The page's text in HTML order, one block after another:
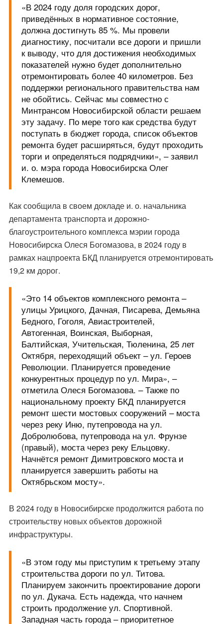
«В 2024 году доля городских дорог,
приведённых в нормативное состояние,
должна достигнуть 85 %. Мы провели
диагностику, посчитали все дороги и пришли
к выводу, что для достижения необходимых
показателей нужно будет дополнительно
отремонтировать более 40 километров. Без
поддержки регионального правительства нам
не обойтись. Сейчас мы совместно с
Минтрансом Новосибирской области решаем
эту задачу. По мере того как средства будут
поступать в бюджет города, список объектов
ремонта будет расширяться, будут проходить
торги и определяться подрядчики», – заявил
и. о. мэра города Новосибирска Олег
Клемешов.
Как сообщила в своем докладе и. о. начальника
департамента транспорта и дорожно-
благоустроительного комплекса мэрии города
Новосибирска Олеся Богомазова, в 2024 году в
рамках нацпроекта БКД планируется отремонтировать
19,2 км дорог.
«Это 14 объектов комплексного ремонта –
улицы Урицкого, Дачная, Писарева, Демьяна
Бедного, Гоголя, Авиастроителей,
Автогенная, Воинская, Выборная,
Балтийская, Учительская, Тюленина, 25 лет
Октября, переходящий объект – ул. Героев
Революции. Планируется проведение
конкурентных процедур по ул. Мира», –
отметила Олеся Богомазова. – Также по
национальному проекту БКД планируется
ремонт шести мостовых сооружений – моста
через реку Иню, путепровода на ул.
Добролюбова, путепровода на ул. Фрунзе
(правый), моста через реку Ельцовку.
Начнётся ремонт Димитровского моста и
планируется завершить работы на
Октябрьском мосту».
В 2024 году в Новосибирске продолжится работа по
строительству новых объектов дорожной
инфраструктуры.
«В этом году мы приступим к третьему этапу
строительства дороги по ул. Титова.
Планируем закончить проектирование дороги
по ул. Дукача. Есть надежда, что начнем
строить продолжение ул. Спортивной.
Западная часть города – приоритетное